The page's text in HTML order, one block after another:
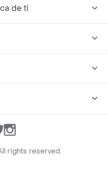
de ti
Instagram
rights reserved.